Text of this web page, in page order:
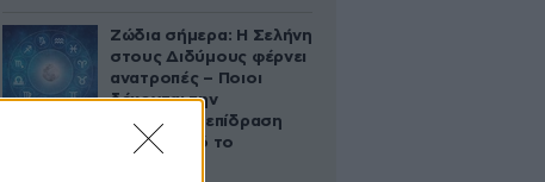
Ζώδια σήμερα: Η Σελήνη
στους Διδύμους φέρνει
ανατροπές – Ποιοι
δέχονται την
ευεργετική επίδραση
του Δία από το